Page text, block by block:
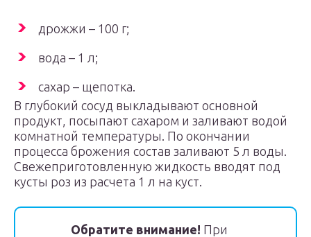
дрожжи – 100 г;
вода – 1 л;
сахар – щепотка.
В глубокий сосуд выкладывают основной
продукт, посыпают сахаром и заливают водой
комнатной температуры. По окончании
процесса брожения состав заливают 5 л воды.
Свежеприготовленную жидкость вводят под
кусты роз из расчета 1 л на куст.
Обратите внимание! При